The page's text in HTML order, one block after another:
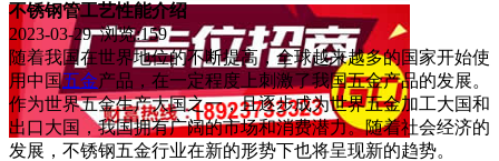
不锈钢管工艺性能介绍
2023-03-29 浏览:159
随着我国在世界地位的不断提高，全球越来越多的国家开始使
用中国五金产品，在一定程度上刺激了我国五金产品的发展。
作为世界五金生产大国之一，且逐步成为世界五金加工大国和
出口大国，我国拥有广阔的市场和消费潜力。随着社会经济的
发展，不锈钢五金行业在新的形势下也将呈现新的趋势。